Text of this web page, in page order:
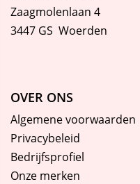
Zaagmolenlaan 4
3447 GS Woerden
OVER ONS
Algemene voorwaarden
Privacybeleid
Bedrijfsprofiel
Onze merken